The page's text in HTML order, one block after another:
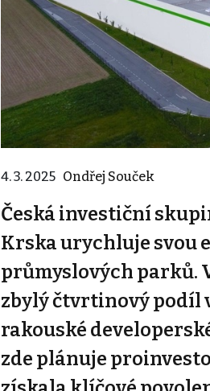
4. 3. 2025 Ondřej Souček
Česká investiční
Krska urychluje svou
průmyslových parků.
zbylý čtvrtinový podíl
rakouské
zde plánuje